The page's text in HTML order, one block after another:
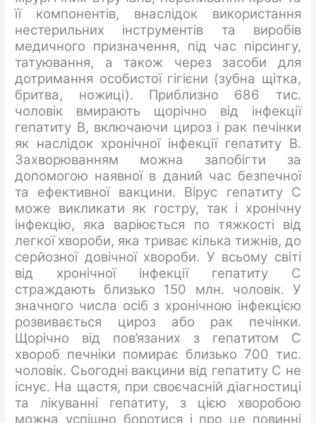
її компонентів, внаслідок використання
нестерильних інструментів та виробів
медичного призначення, під час пірсингу,
татуювання, а також через засоби для
дотримання особистої гігієни (зубна щітка,
бритва, ножиці). Приблизно 686 тис.
чоловік вмирають щорічно від інфекції
гепатиту В, включаючи цироз і рак печінки
як наслідок хронічної інфекції гепатиту В.
Захворюванням можна запобігти за
допомогою наявної в даний час безпечної
та ефективної вакцини. Вірус гепатиту С
може викликати як гостру, так і хронічну
інфекцію, яка варіюється по тяжкості від
легкої хвороби, яка триває кілька тижнів, до
серйозної довічної хвороби. У всьому світі
від хронічної інфекції гепатиту С
страждають близько 150 млн. чоловік. У
значного числа осіб з хронічною інфекцією
розвивається цироз або рак печінки.
Щорічно від пов’язаних з гепатитом С
хвороб печніки помирає близько 700 тис.
чоловік. Сьогодні вакцини від гепатиту С не
існує. На щастя, при своєчасній діагностиці
та лікуванні гепатиту, з цією хворобою
можна успішно боротися і про це повинні